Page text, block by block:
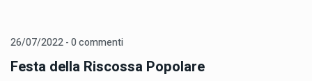
26/07/2022 - 0 commenti
Festa della Riscossa Popolare